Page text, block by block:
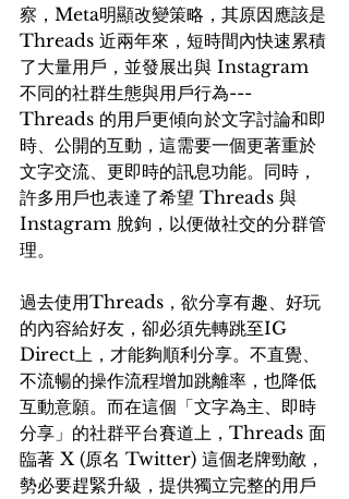
察，Meta明顯改變策略，其原因應該是
Threads 近兩年來，短時間內快速累積
了大量用戶，並發展出與 Instagram
不同的社群生態與用戶行為---
Threads 的用戶更傾向於文字討論和即
時、公開的互動，這需要一個更著重於
文字交流、更即時的訊息功能。同時，
許多用戶也表達了希望 Threads 與
Instagram 脫鉤，以便做社交的分群管
理。
過去使用Threads，欲分享有趣、好玩
的內容給好友，卻必須先轉跳至IG
Direct上，才能夠順利分享。不直覺、
不流暢的操作流程增加跳離率，也降低
互動意願。而在這個「文字為主、即時
分享」的社群平台賽道上，Threads 面
臨著 X (原名 Twitter) 這個老牌勁敵，
勢必要趕緊升級，提供獨立完整的用戶